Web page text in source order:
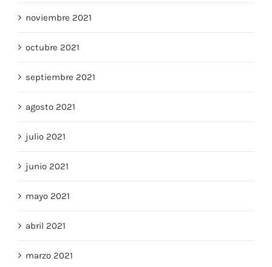
noviembre 2021
octubre 2021
septiembre 2021
agosto 2021
julio 2021
junio 2021
mayo 2021
abril 2021
marzo 2021